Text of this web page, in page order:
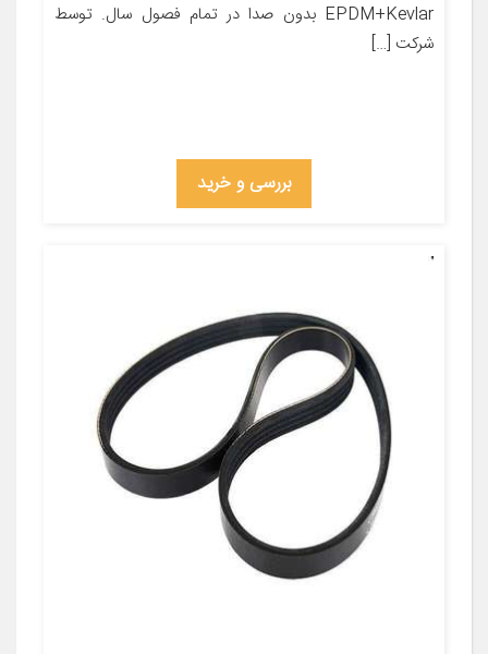
EPDM+Kevlar بدون صدا در تمام فصول سال. توسط
شرکت […]
بررسی و خرید